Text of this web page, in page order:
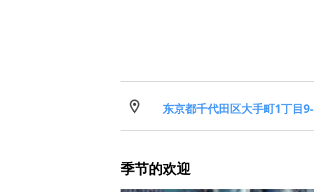
东京都千代田区大手町1丁目
季节的欢迎